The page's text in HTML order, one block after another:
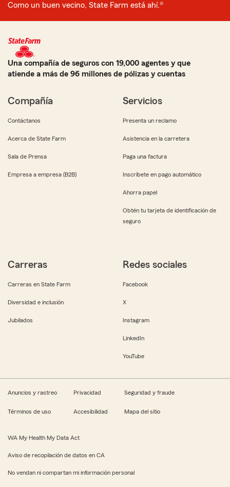
Como un buen vecino, State Farm está ahí.®
Una compañía de seguros con 19,000 agentes y que
atiende a más de 96 millones de pólizas y cuentas
Compañía
Contáctanos
Acerca de State Farm
Sala de Prensa
Empresa a empresa (B2B)
Servicios
Presenta un reclamo
Asistencia en la carretera
Paga una factura
Inscríbete en pago automático
Ahorra papel
Obtén tu tarjeta de identificación de
seguro
Carreras
Carreras en State Farm
Diversidad e inclusión
Jubilados
Redes sociales
Facebook
X
Instagram
LinkedIn
YouTube
Anuncios y rastreo Privacidad Seguridad y fraude
Términos de uso Accesibilidad Mapa del sitio
WA My Health My Data Act
Aviso de recopilación de datos en CA
No vendan ni compartan mi información personal